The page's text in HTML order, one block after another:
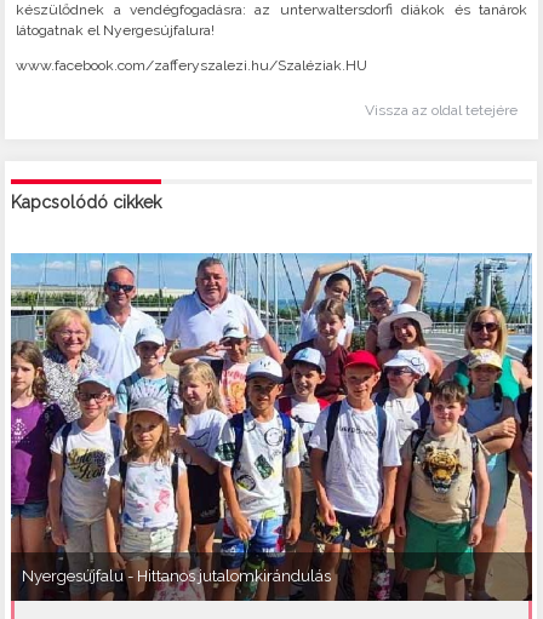
készülődnek a vendégfogadásra: az unterwaltersdorfi diákok és tanárok
látogatnak el Nyergesújfalura!
www.facebook.com/zafferyszalezi.hu/Szaléziak.HU
Vissza az oldal tetejére
Kapcsolódó cikkek
Nyergesújfalu - Hittanos jutalomkirándulás